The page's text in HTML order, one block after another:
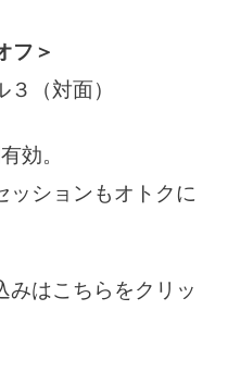
フ＞
（対面）
効。
ッションもオトクに
みはこちらをクリッ